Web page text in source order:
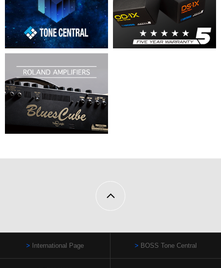
International Page BOSS Tone Central